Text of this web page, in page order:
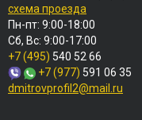
схема проезда
Пн-пт: 9:00-18:00
Сб, Вс: 9:00-17:00
+7 (495) 540 52 66
+7 (977) 591 06 35
dmitrovprofil2@mail.ru